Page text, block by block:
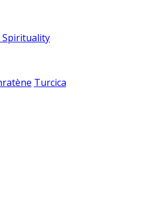
Spirituality
Turcica